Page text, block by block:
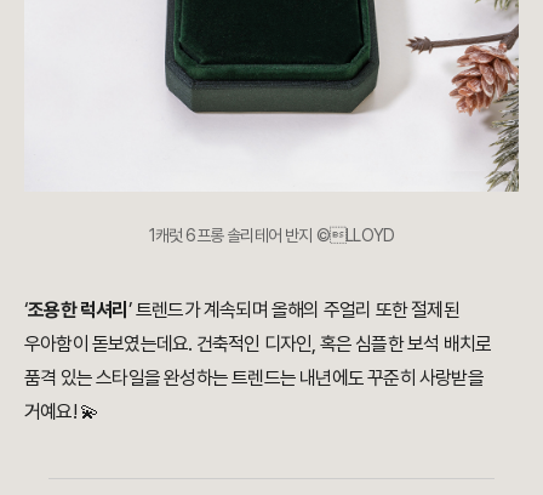
1캐럿 6프롱 솔리테어 반지 ©LLOYD
‘조용한 럭셔리 ’ 트렌드가 계속되며 올해의 주얼리 또한 절제된
우아함이 돋보였는데요. 건축적인 디자인, 혹은 심플한 보석 배치로
품격 있는 스타일을 완성하는 트렌드는 내년에도 꾸준히 사랑받을
거예요! 💫